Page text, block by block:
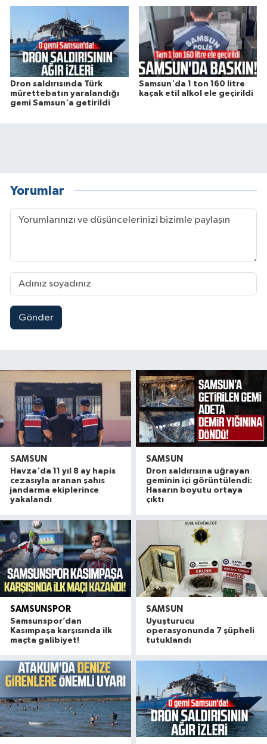
Dron saldırısında Türk
mürettebatın yaralandığı
gemi Samsun'a getirildi
Samsun'da 1 ton 160 litre
kaçak etil alkol ele geçirildi
Yorumlar
Gönder
SAMSUN
Havza'da 11 yıl 8 ay hapis
cezasıyla aranan şahıs
jandarma ekiplerince
yakalandı
SAMSUN
Dron saldırısına uğrayan
geminin içi görüntülendi:
Hasarın boyutu ortaya
çıktı
SAMSUNSPOR
Samsunspor’dan
Kasımpaşa karşısında ilk
maçta galibiyet!
SAMSUN
Uyuşturucu
operasyonunda 7 şüpheli
tutuklandı